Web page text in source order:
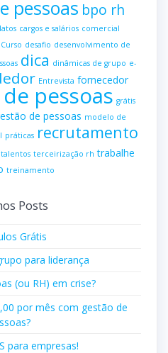
pessoas bpo rh
cargos e salários comercial
Curso desafio desenvolvimento de
dica dinâmicas de grupo e-
Entrevista fornecedor
pessoas grátis
de pessoas modelo de
práticas recrutamento
talentos terceirização rh trabalhe
treinamento
Posts
Grátis
para liderança
(ou RH) em crise?
por mês com gestão de
para empresas!